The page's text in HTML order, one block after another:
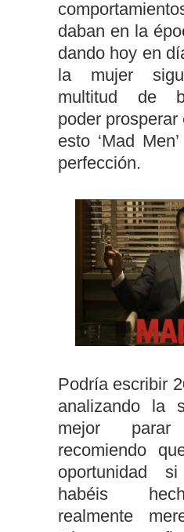
daban en la
dando hoy en
la mujer
multitud de
poder
esto ‘Mad
perfección.
Podría escribir
analizando la
mejor
recomiendo
oportunidad
habéis
realmente